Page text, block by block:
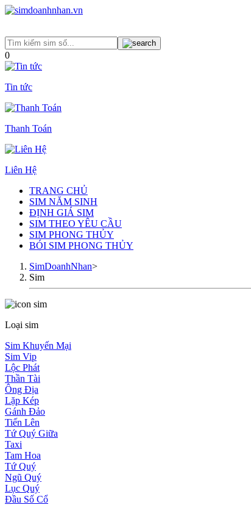
0
Tin tức
Thanh Toán
Liên Hệ
TRANG CHỦ
SIM NĂM SINH
ĐỊNH GIÁ SIM
SIM THEO YÊU CẦU
SIM PHONG THỦY
BÓI SIM PHONG THỦY
SimDoanhNhan>
Sim
Loại sim
Sim Khuyến Mại
Sim Vip
Lộc Phát
Thần Tài
Ông Địa
Lặp Kép
Gánh Đảo
Tiến Lên
Tứ Quý Giữa
Taxi
Tam Hoa
Tứ Quý
Ngũ Quý
Lục Quý
Đầu Số Cổ